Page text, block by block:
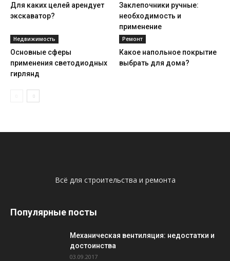
Для каких целей арендует
экскаватор?
Заклепочники ручные:
необходимость и
применение
Недвижимость
Основные сферы
применения светодиодных
гирлянд
Ремонт
Какое напольное покрытие
выбрать для дома?
Всё для строительства и ремонта
Популярные посты
Механическая вентиляция: недостатки и
достоинства
03.09.2017